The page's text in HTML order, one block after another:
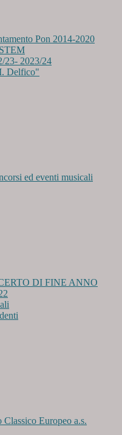
Pon 2014-2020
23- 2023/24
Delfico"
ed eventi musicali
DI FINE ANNO
Europeo a.s.